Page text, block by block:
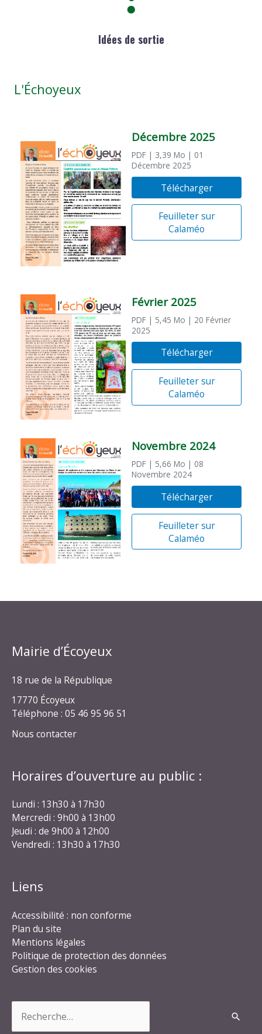
Idées de sortie
L'Échoyeux
Décembre 2025
PDF | 3,39 Mo | 01
Décembre 2025
Télécharger
Feuilleter sur
Calaméo
Février 2025
PDF | 5,45 Mo | 20 Février
2025
Télécharger
Feuilleter sur
Calaméo
Novembre 2024
PDF | 5,66 Mo | 08
Novembre 2024
Télécharger
Feuilleter sur
Calaméo
Mairie d’Écoyeux
18 rue de la République
17770 Écoyeux
Téléphone : 05 46 95 96 51
Nous contacter
Horaires d’ouverture au public :
Lundi : 13h30 à 17h30
Mercredi : 9h00 à 13h00
Jeudi : de 9h00 à 12h00
Vendredi : 13h30 à 17h30
Liens
Accessibilité : non conforme
Plan du site
Mentions légales
Politique de protection des données
Gestion des cookies